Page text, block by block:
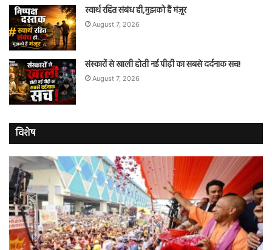
स्वार्थ रहित संबंध ही,मुझको हैं मंज़ूर
August 7, 2026
संस्कारों से खाली होती नई पीढ़ी का सबसे दर्दनाक सच!
August 7, 2026
विशेष